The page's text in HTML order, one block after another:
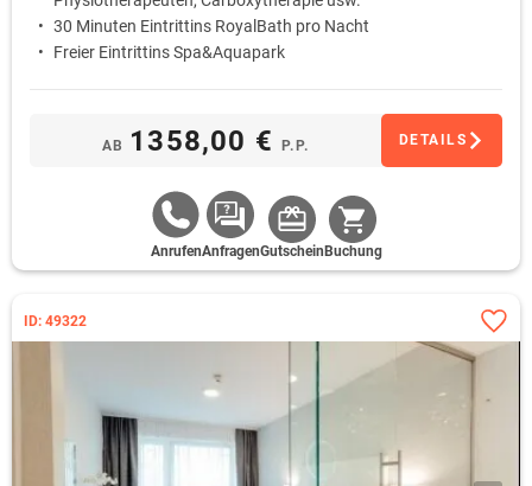
30 Minuten Eintrittins RoyalBath pro Nacht
Freier Eintrittins Spa&Aquapark
AB 1358,00 €P.P. DETAILS
AnrufenAnfragenGutschein Buchung
ID: 49322